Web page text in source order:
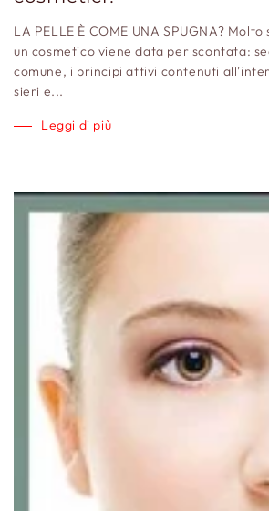
LA PELLE È COME UNA SPUGNA?
un cosmetico viene data per scontata:
comune, i principi attivi contenuti
sieri e...
Leggi di più